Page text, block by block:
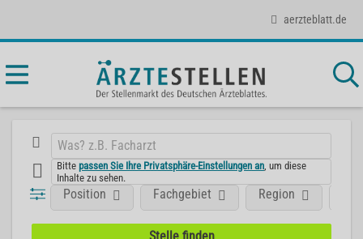
aerzteblatt.de
Bittepassen Sie Ihre Privatsphäre-Einstellungen an , um diese
Inhalte zu sehen.
Position Fachgebiet Region